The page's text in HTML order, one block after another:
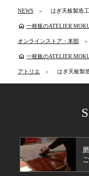
NEWS はぎ天板製造
home 一枚板のATELIER
オンラインストア・本部
home 一枚板のATELIER
アトリエ はぎ天板製